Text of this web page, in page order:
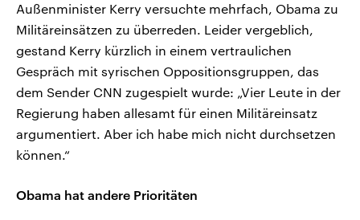
Außenminister Kerry versuchte mehrfach, Obama zu
Militäreinsätzen zu überreden. Leider vergeblich,
gestand Kerry kürzlich in einem vertraulichen
Gespräch mit syrischen Oppositionsgruppen, das
dem Sender CNN zugespielt wurde: „Vier Leute in der
Regierung haben allesamt für einen Militäreinsatz
argumentiert. Aber ich habe mich nicht durchsetzen
können.“
Obama hat andere Prioritäten